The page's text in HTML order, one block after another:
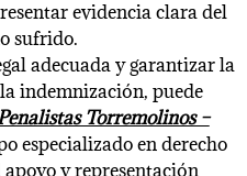
evidencia clara del
sufrido.
adecuada y garantizar la
indemnización, puede
Torremolinos –
especializado en derecho
y representación